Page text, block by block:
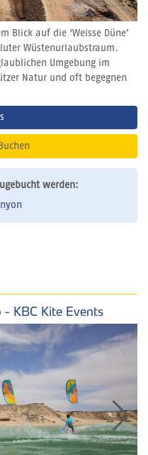
Blick auf die ‘Weisse Düne’
Wüstenurlaubstraum.
Umgebung im
Natur und oft begegnen
werden:
KBC Kite Events